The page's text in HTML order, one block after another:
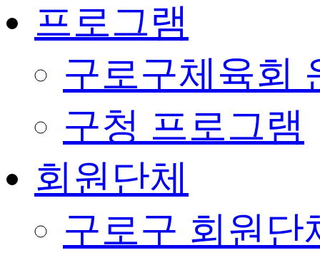
프로그램
구로구체육회
구청 프로그램
회원단체
구로구 회원단